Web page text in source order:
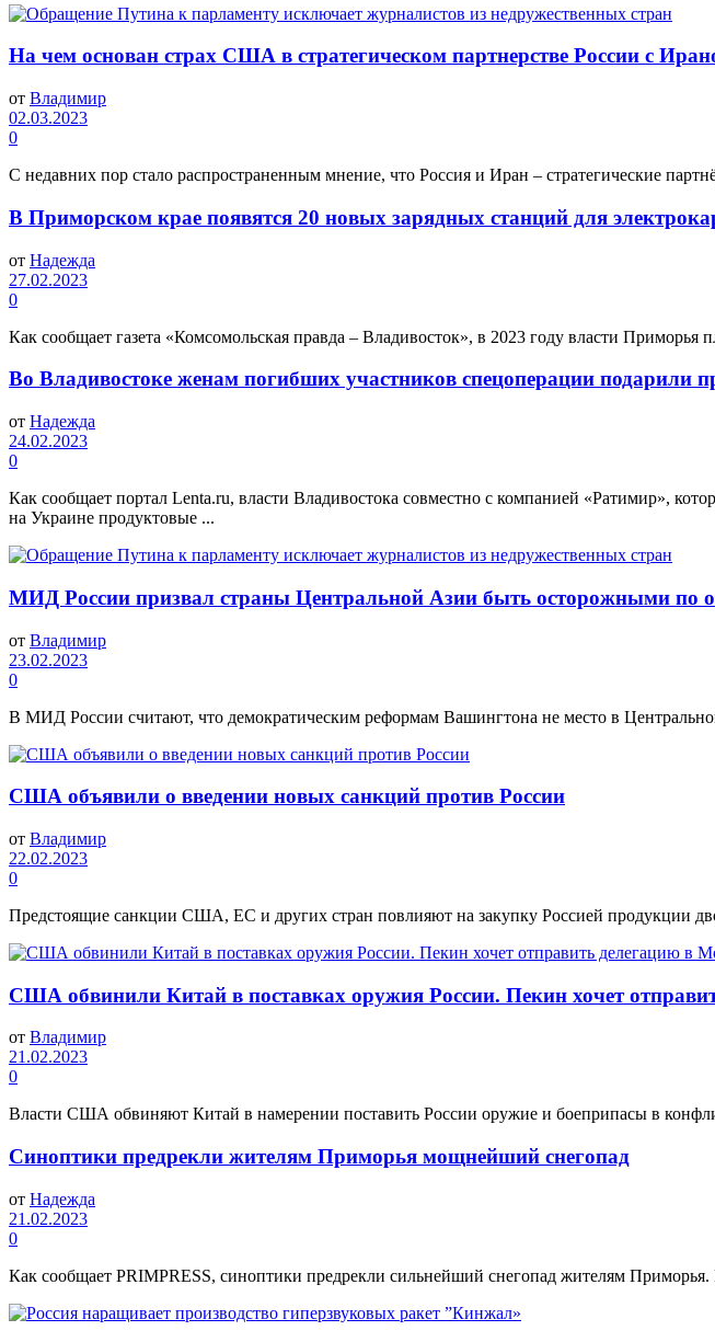
На чем основан страх США в стратегическом партнерстве России с
от Владимир
02.03.2023
0
С недавних пор стало распространенным мнение, что Россия и Иран – стратегические
В Приморском крае появятся 20 новых зарядных станций для
от Надежда
27.02.2023
0
Как сообщает газета «Комсомольская правда – Владивосток», в 2023 году власти
Во Владивостоке женам погибших участников спецоперации подарили
от Надежда
24.02.2023
0
Как сообщает портал Lenta.ru, власти Владивостока совместно с компанией «Ратимир»,
на Украине продуктовые ...
МИД России призвал страны Центральной Азии быть осторожными по
от Владимир
23.02.2023
0
В МИД России считают, что демократическим реформам Вашингтона не место в
США объявили о введении новых санкций против России
от Владимир
22.02.2023
0
Предстоящие санкции США, ЕС и других стран повлияют на закупку Россией продукции
США обвинили Китай в поставках оружия России. Пекин хочет
от Владимир
21.02.2023
0
Власти США обвиняют Китай в намерении поставить России оружие и боеприпасы в
Синоптики предрекли жителям Приморья мощнейший снегопад
от Надежда
21.02.2023
0
Как сообщает PRIMPRESS, синоптики предрекли сильнейший снегопад жителям